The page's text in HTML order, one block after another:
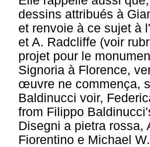
dessins attribués à
et renvoie à ce sujet à
et A. Radcliffe (voir
projet pour le
Signoria à Florence,
œuvre ne commença,
Baldinucci voir,
from Filippo
Disegni a pietra rossa,
Fiorentino e Michael